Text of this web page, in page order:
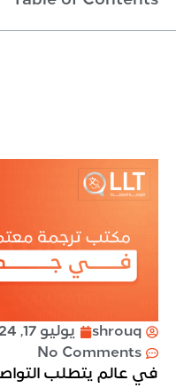
shrouq يوليو 17, 2024
No Comments
في عالم يتطلب